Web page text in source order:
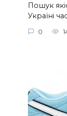
Пошук
Україні
0